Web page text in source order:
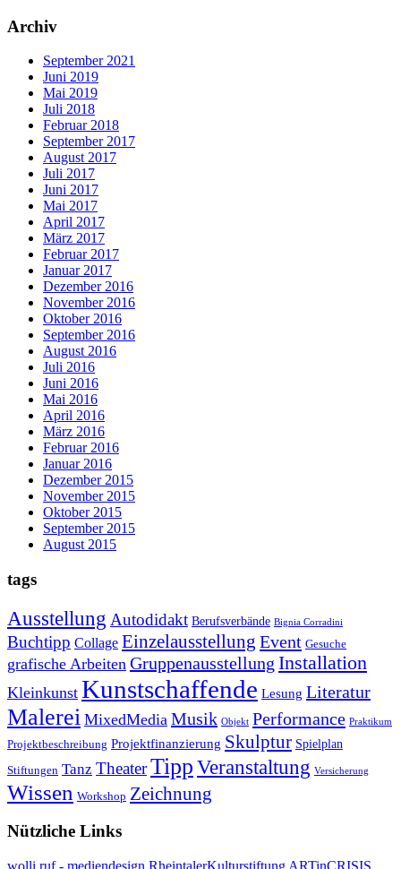
Archiv
September 2021
Juni 2019
Mai 2019
Juli 2018
Februar 2018
September 2017
August 2017
Juli 2017
Juni 2017
Mai 2017
April 2017
März 2017
Februar 2017
Januar 2017
Dezember 2016
November 2016
Oktober 2016
September 2016
August 2016
Juli 2016
Juni 2016
Mai 2016
April 2016
März 2016
Februar 2016
Januar 2016
Dezember 2015
November 2015
Oktober 2015
September 2015
August 2015
tags
Ausstellung Autodidakt Berufsverbände Bignia Corradini
Buchtipp Collage Einzelausstellung Event Gesuche
grafische Arbeiten Gruppenausstellung Installation
Kleinkunst Kunstschaffende Lesung Literatur
Malerei MixedMedia Musik Objekt Performance Praktikum
Projektbeschreibung Projektfinanzierung Skulptur Spielplan
Stiftungen Tanz TheaterTippVeranstaltung Versicherung
Wissen Workshop Zeichnung
Nützliche Links